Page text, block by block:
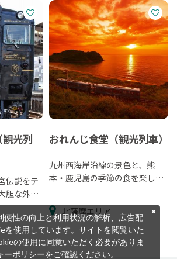
光列
伝説をテ
胆な外観
おれんじ食堂（観光列車）
九州西海岸沿線の景色と、熊
本・鹿児島の季節の食を楽しむ
北薩摩エリア
便性の向上と利用状況の解析、広告配
を使用しています。サイトを閲覧いた
の使用に同意いただく必要がありま
ーポリシーをご確認ください。